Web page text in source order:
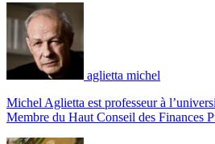
aglietta michel
Michel Aglietta est professeur à
Membre du Haut Conseil des Finances